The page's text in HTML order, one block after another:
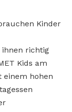
Kinder
ihnen richtig
Kids am
hohen